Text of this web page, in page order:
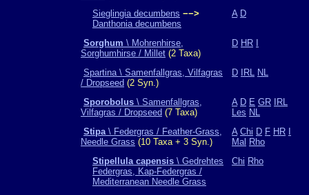
Sieglingia decumbens −−>
Danthonia decumbens
A D
Sorghum \ Mohrenhirse,
Sorghumhirse / Millet (2 Taxa)
D HR
Spartina \ Samenfallgras, Vilfagras
/ Dropseed (2 Syn.)
D IRL NL
Sporobolus \ Samenfallgras,
Vilfagras / Dropseed (7 Taxa)
A D E GR
IRL
Les NL
Stipa\ Federgras / Feather-Grass,
Needle Grass (10 Taxa + 3 Syn.)
A Chi D F HR
Mal Rho
Stipellula capensis \ Gedrehtes
Federgras, Kap-Federgras /
Mediterranean Needle Grass
Chi Rho